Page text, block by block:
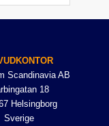
Scandinavia AB
18
Helsingborg
Sverige